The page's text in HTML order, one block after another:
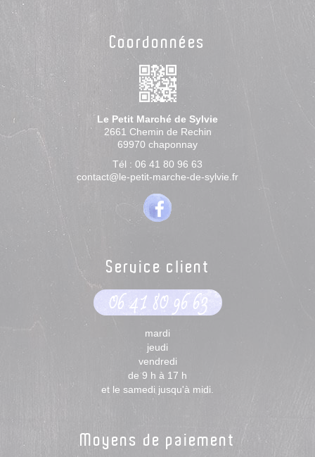
Coordonnées
Le Petit Marché de Sylvie
2661 Chemin de Rechin
69970 chaponnay
Tél : 06 41 80 96 63
contact@le-petit-marche-de-sylvie.fr
Service client
06 41 80 96 63
mardi
jeudi
vendredi
de 9 h à 17 h
et le samedi jusqu'à midi.
Moyens de paiement